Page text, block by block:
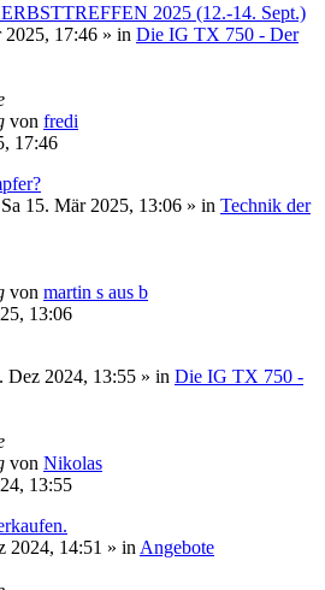
2025 (12.-14. Sept.)
17:46 » in Die IG TX 750 - Der
von fredi
17:46
Sa 15. Mär 2025, 13:06 » in Technik der
von martin s aus b
13:06
Dez 2024, 13:55 » in Die IG TX 750 -
von Nikolas
13:55
2024, 14:51 » in Angebote